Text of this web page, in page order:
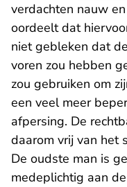
verdachten nauw
oordeelt dat
niet gebleken dat
voren zou hebben
zou gebruiken om
een veel meer
afpersing. De
daarom vrij van het
De oudste man is
medeplichtig aan